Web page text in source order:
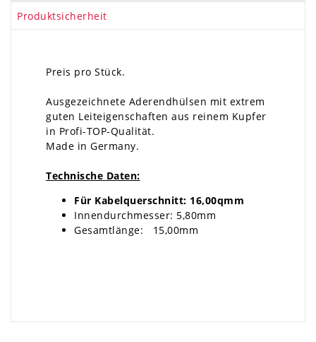
Produktsicherheit
Preis pro Stück.
Ausgezeichnete Aderendhülsen mit extrem
guten Leiteigenschaften aus reinem Kupfer
in Profi-TOP-Qualität.
Made in Germany.
Technische Daten:
Für Kabelquerschnitt: 16,00qmm
Innendurchmesser: 5,80mm
Gesamtlänge: 15,00mm